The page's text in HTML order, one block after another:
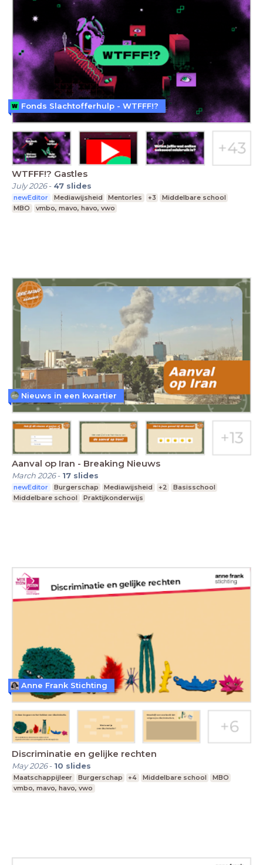
WTFFF!? Gastles
July 2026- 47 slides
newEditor Mediawijsheid Mentorles +3
Middelbare school
MBO
vmbo, mavo, havo, vwo
Fonds Slachtofferhulp - WTFFF!?
Aanval op Iran - Breaking Nieuws
March 2026- 17 slides
newEditor Burgerschap Mediawijsheid +2
Basisschool
Middelbare school
Praktijkonderwijs
Nieuws in een kwartier
Discriminatie en gelijke rechten
May 2026- 10 slides
Maatschappijleer Burgerschap +4 Middelbare school
MBO
vmbo, mavo, havo, vwo
Anne Frank Stichting